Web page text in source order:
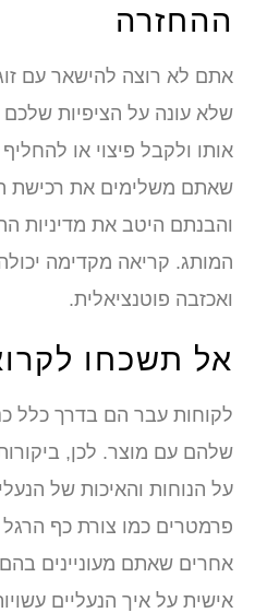
ההחזרה
אתם לא רוצה להישאר עם
שלא עונה על הציפיות שלכם
אותו ולקבל פיצוי או
שאתם משלימים את רכישת
והבנתם היטב את מדיניות
המותג. קריאה מקדימה
ואכזבה פוטנציאלית.
אל תשכחו
לקוחות עבר הם בדרך כלל
שלהם עם מוצר. לכן,
על הנוחות והאיכות של
פרמטרים כמו צורת כף הרגל
אחרים שאתם מעוניינים
אישית על איך הנעליים